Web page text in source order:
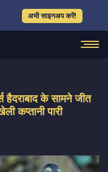
अभी साइनअप करें!
के सामने जीत
कप्तानी पारी